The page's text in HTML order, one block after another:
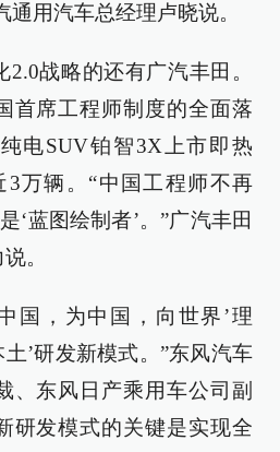
通用汽车总经理卢晓说。
战略的还有广汽丰田。
首席工程师制度的全面落
电SUV铂智3X上市即热
万辆。“中国工程师不再
‘蓝图绘制者’。”广汽丰田
。
国，为中国，向世界’理
’研发新模式。”东风汽车
、东风日产乘用车公司副
研发模式的关键是实现全